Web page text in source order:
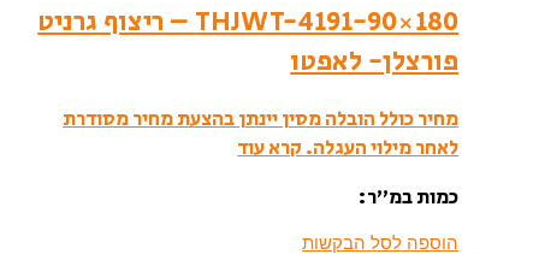
THJWT-4191-90×180 – ריצוף גרניט
פורצלן- לאפטו
מחיר כולל הובלה מסין יינתן בהצעת מחיר מסודרת
לאחר מילוי העגלה. קרא עוד
כמות במ”ר:
הוספה לסל הבקשות